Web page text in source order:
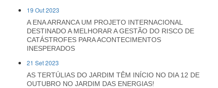
19 Out 2023
A ENA ARRANCA UM PROJETO INTERNACIONAL
DESTINADO A MELHORAR A GESTÃO DO RISCO DE
CATÁSTROFES PARA ACONTECIMENTOS
INESPERADOS
21 Set 2023
AS TERTÚLIAS DO JARDIM TÊM INÍCIO NO DIA 12 DE
OUTUBRO NO JARDIM DAS ENERGIAS!